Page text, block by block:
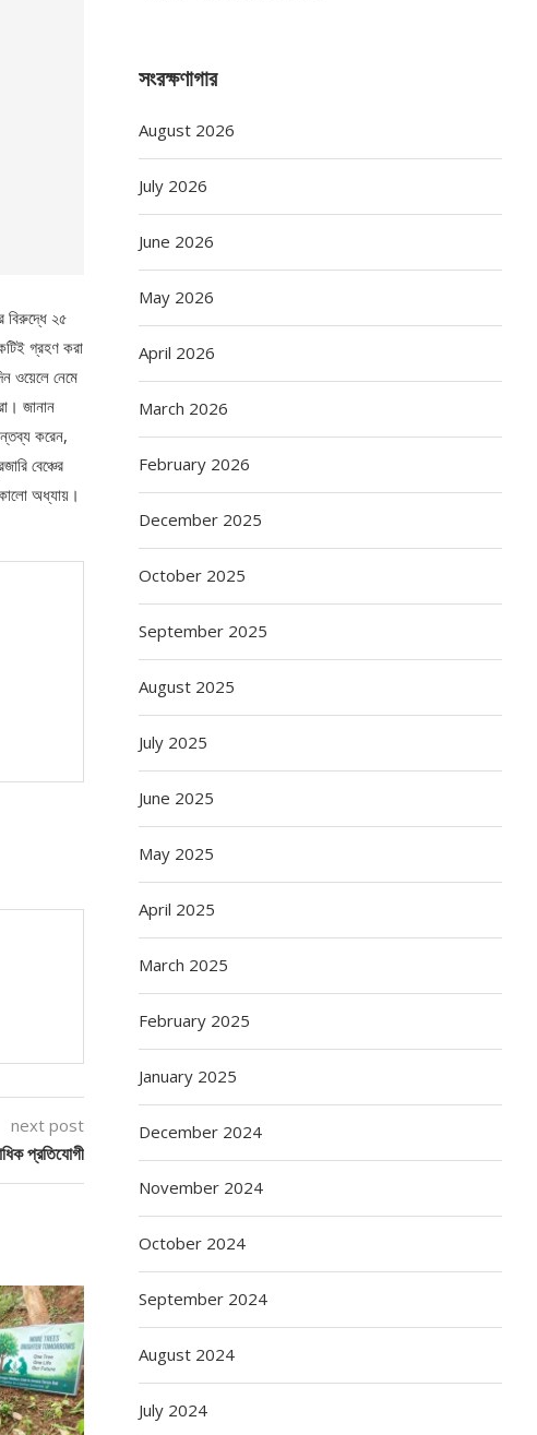
বিরুদ্ধে ২৫
গ্রহণ করা
ওয়েলে নেমে
জানান
করেন,
বেঞ্চের
অধ্যায়।
next post
প্রতিযোগী
সংরক্ষণাগার
August 2026
July 2026
June 2026
May 2026
April 2026
March 2026
February 2026
December 2025
October 2025
September 2025
August 2025
July 2025
June 2025
May 2025
April 2025
March 2025
February 2025
January 2025
December 2024
November 2024
October 2024
September 2024
August 2024
July 2024